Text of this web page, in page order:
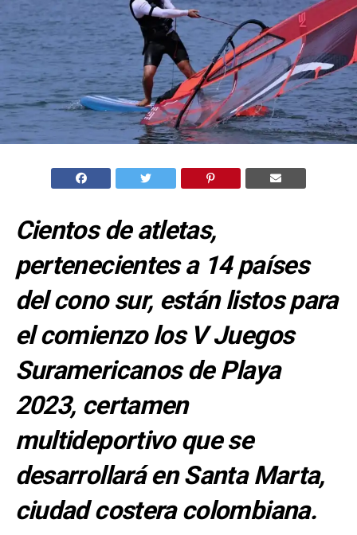
Cientos de atletas,
pertenecientes a 14 países
del cono sur, están listos para
el comienzo los V Juegos
Suramericanos de Playa
2023, certamen
multideportivo que se
desarrollará en Santa Marta,
ciudad costera colombiana.